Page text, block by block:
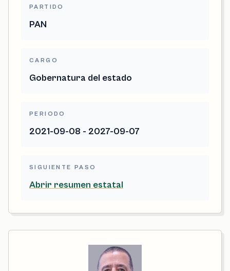
PARTIDO
PAN
CARGO
Gobernatura del estado
PERIODO
2021-09-08 - 2027-09-07
SIGUIENTE PASO
Abrir resumen estatal